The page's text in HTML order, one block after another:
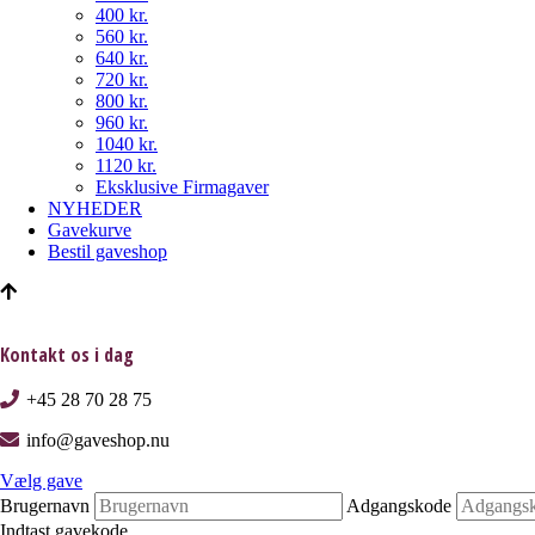
400 kr.
560 kr.
640 kr.
720 kr.
800 kr.
960 kr.
1040 kr.
1120 kr.
Eksklusive Firmagaver
NYHEDER
Gavekurve
Bestil gaveshop
Kontakt os i dag
+45 28 70 28 75
info@gaveshop.nu
Vælg gave
Brugernavn
Adgangskode